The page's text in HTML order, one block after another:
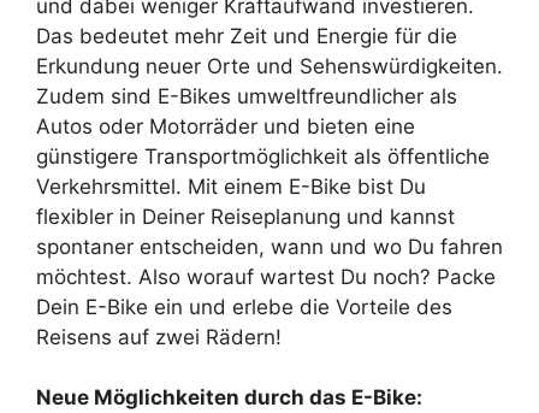
und dabei weniger Kraftaufwand investieren.
Das bedeutet mehr Zeit und Energie für die
Erkundung neuer Orte und Sehenswürdigkeiten.
Zudem sind E-Bikes umweltfreundlicher als
Autos oder Motorräder und bieten eine
günstigere Transportmöglichkeit als öffentliche
Verkehrsmittel. Mit einem E-Bike bist Du
flexibler in Deiner Reiseplanung und kannst
spontaner entscheiden, wann und wo Du fahren
möchtest. Also worauf wartest Du noch? Packe
Dein E-Bike ein und erlebe die Vorteile des
Reisens auf zwei Rädern!
Neue Möglichkeiten durch das E-Bike: